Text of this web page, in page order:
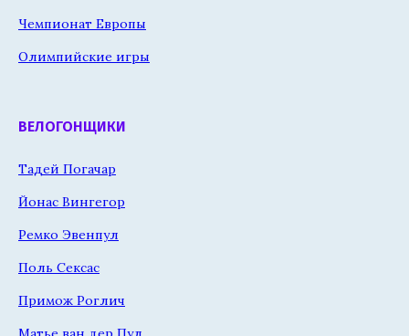
Чемпионат Европы
Олимпийские игры
ВЕЛОГОНЩИКИ
Тадей Погачар
Йонас Вингегор
Ремко Эвенпул
Поль Сексас
Примож Роглич